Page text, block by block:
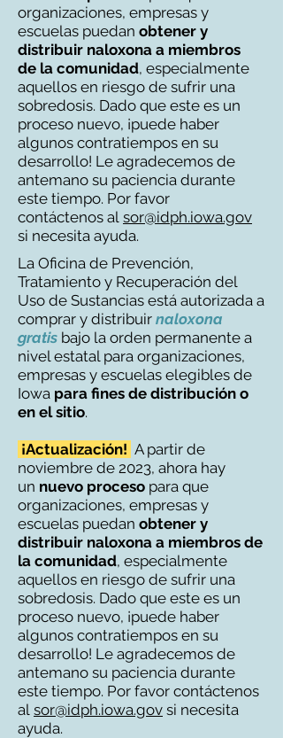
organizaciones, empresas y
escuelas puedan obtener y
distribuir naloxona a miembros
de la comunidad, especialmente
aquellos en riesgo de sufrir una
sobredosis. Dado que este es un
proceso nuevo, ¡puede haber
algunos contratiempos en su
desarrollo! Le agradecemos de
antemano su paciencia durante
este tiempo. Por favor
contáctenos al sor@idph.iowa.gov
si necesita ayuda.
La Oficina de Prevención,
Tratamiento y Recuperación del
Uso de Sustancias está autorizada a
comprar y distribuir naloxona
gratis bajo la orden permanente a
nivel estatal para organizaciones,
empresas y escuelas elegibles de
Iowa para fines de distribución o
en el sitio.
¡Actualización! A partir de
noviembre de 2023, ahora hay
un nuevo proceso para que
organizaciones, empresas y
escuelas puedan obtener y
distribuir naloxona a miembros de
la comunidad, especialmente
aquellos en riesgo de sufrir una
sobredosis. Dado que este es un
proceso nuevo, ¡puede haber
algunos contratiempos en su
desarrollo! Le agradecemos de
antemano su paciencia durante
este tiempo. Por favor contáctenos
al sor@idph.iowa.gov si necesita
ayuda.